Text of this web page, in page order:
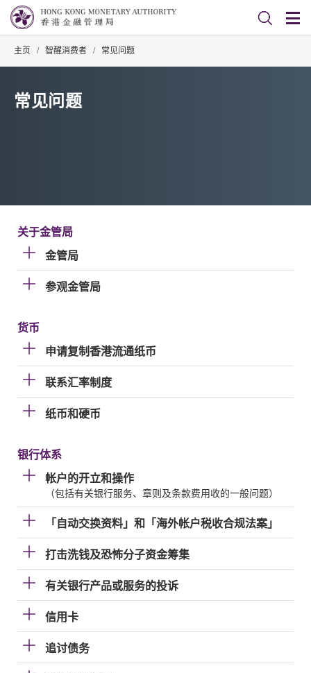
主页 / 智醒消费者 / 常见问题
常见问题
关于金管局
金管局
参观金管局
货币
申请复制香港流通纸币
联系汇率制度
纸币和硬币
银行体系
帐户的开立和操作
（包括有关银行服务、章则及条款费用收的一般问题）
「自动交换资料」和「海外帐户税收合规法案」
打击洗钱及恐怖分子资金筹集
有关银行产品或服务的投诉
信用卡
追讨债务